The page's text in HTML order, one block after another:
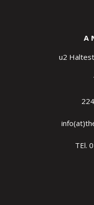
u2
TEl.